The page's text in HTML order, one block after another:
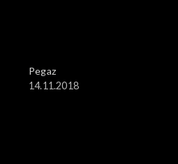
Pegaz
14.11.2018